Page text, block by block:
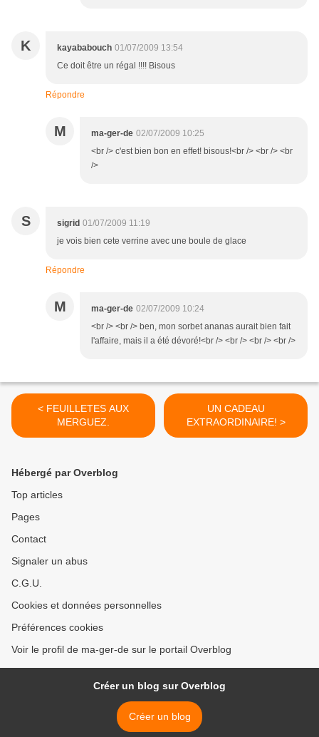
K kayababouch 01/07/2009 13:54
Ce doit être un régal !!!! Bisous
Répondre
M ma-ger-de 02/07/2009 10:25
<br /> c'est bien bon en effet! bisous!<br /> <br /> <br
/>
S sigrid 01/07/2009 11:19
je vois bien cete verrine avec une boule de glace
Répondre
M ma-ger-de 02/07/2009 10:24
<br /> <br /> ben, mon sorbet ananas aurait bien fait
l'affaire, mais il a été dévoré!<br /> <br /> <br /> <br />
< FEUILLETES AUX
MERGUEZ.
UN CADEAU
EXTRAORDINAIRE! >
Hébergé par Overblog
Top articles
Pages
Contact
Signaler un abus
C.G.U.
Cookies et données personnelles
Préférences cookies
Voir le profil de ma-ger-de sur le portail Overblog
Créer un blog sur Overblog
Créer un blog